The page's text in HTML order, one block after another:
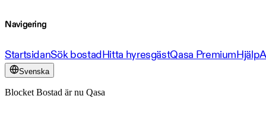
Navigering
StartsidanSök bostadHitta hyresgästQasa PremiumHjälp
Svenska
Blocket Bostad är nu Qasa